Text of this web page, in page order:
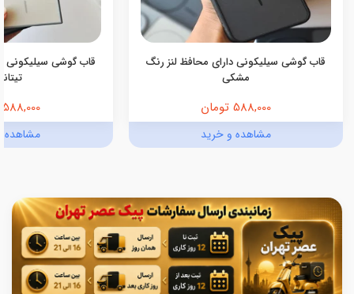
قاب گوشی سیلیکونی دارای محافظ لنز رنگ
مشکی
588,000 تومان
مشاهده و خرید
قاب گوشی سیلیکونی
588,000 تومان
مشاهده